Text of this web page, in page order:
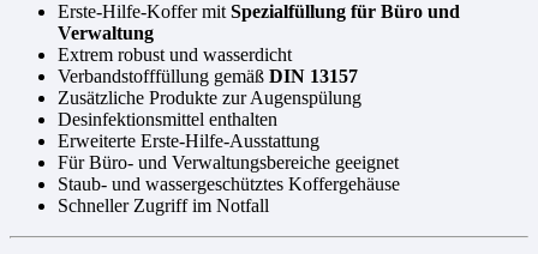
Erste-Hilfe-Koffer mit Spezialfüllung für Büro und
Verwaltung
Extrem robust und wasserdicht
Verbandstofffüllung gemäß DIN 13157
Zusätzliche Produkte zur Augenspülung
Desinfektionsmittel enthalten
Erweiterte Erste-Hilfe-Ausstattung
Für Büro- und Verwaltungsbereiche geeignet
Staub- und wassergeschütztes Koffergehäuse
Schneller Zugriff im Notfall